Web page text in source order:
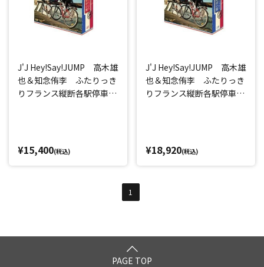
J'J Hey!Say!JUMP 高木雄
也＆知念侑李 ふたりっき
りフランス縦断各駅停車の
¥15,400(税込)
J'J Hey!Say!JUMP 高木雄
也＆知念侑李 ふたりっき
りフランス縦断各駅停車の
¥18,920(税込)
1
PAGE TOP